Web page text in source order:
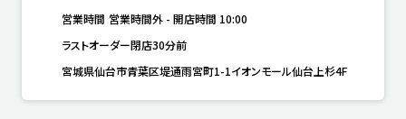
営業時間 営業時間外 - 開店時間 10:00
ラストオーダー閉店30分前
宮城県仙台市青葉区堤通雨宮町1-1イオンモール仙台上杉4F